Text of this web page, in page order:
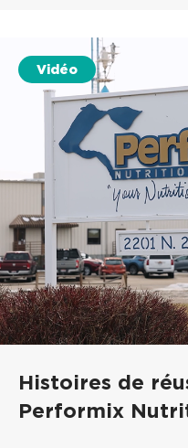
Vidéo
Histoires de
Performix